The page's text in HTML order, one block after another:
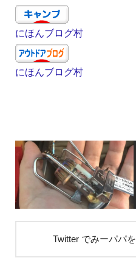
にほんブログ村
にほんブログ村
Twitter でみーパパを